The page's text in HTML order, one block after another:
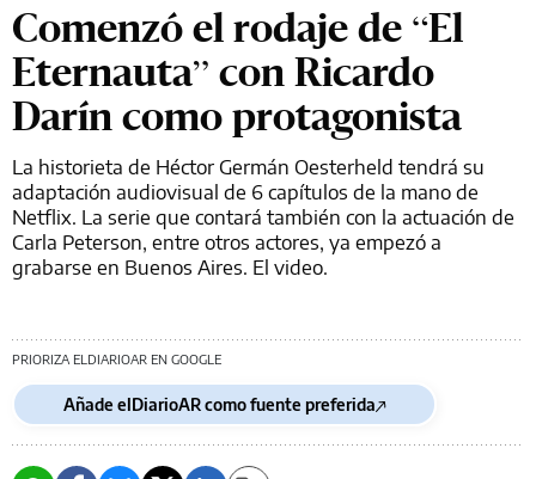
Comenzó el rodaje de “El
Eternauta” con Ricardo
Darín como protagonista
La historieta de Héctor Germán Oesterheld tendrá su
adaptación audiovisual de 6 capítulos de la mano de
Netflix. La serie que contará también con la actuación de
Carla Peterson, entre otros actores, ya empezó a
grabarse en Buenos Aires. El video.
PRIORIZA ELDIARIOAR EN GOOGLE
Añade elDiarioAR como fuente preferida